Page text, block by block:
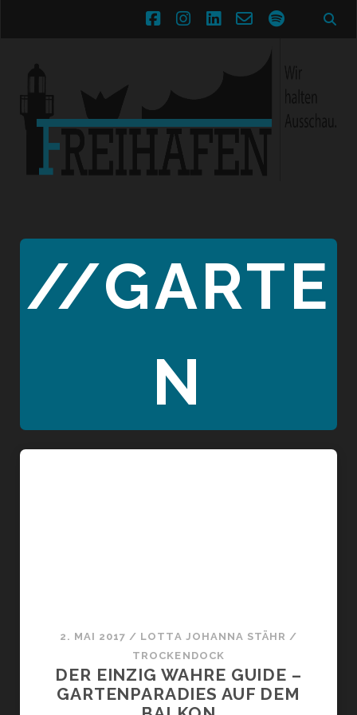
facebookinstagram
linkedin
email-spotify
//GARTE
N
2. MAI 2017 / LOTTA JOHANNA STÄHR /
TROCKENDOCK
DER EINZIG WAHRE GUIDE –
GARTENPARADIES AUF DEM